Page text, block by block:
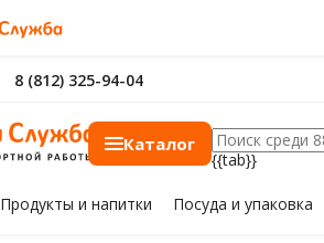
8 (812) 325-94-04
Каталог
{{tab}}
Продуктыи напитки Посуда и упаковка